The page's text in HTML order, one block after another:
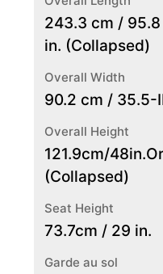
243.3 cm / 95.8
in. (Collapsed)
Overall Width
90.2 cm / 35.5-
Overall Height
121.9cm/
(Collapsed)
Seat Height
73.7cm / 29 in.
Garde au sol